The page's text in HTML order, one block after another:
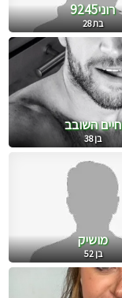
רוני9245
בת 28
חיים השובב
בן 38
מושיק
בן 52